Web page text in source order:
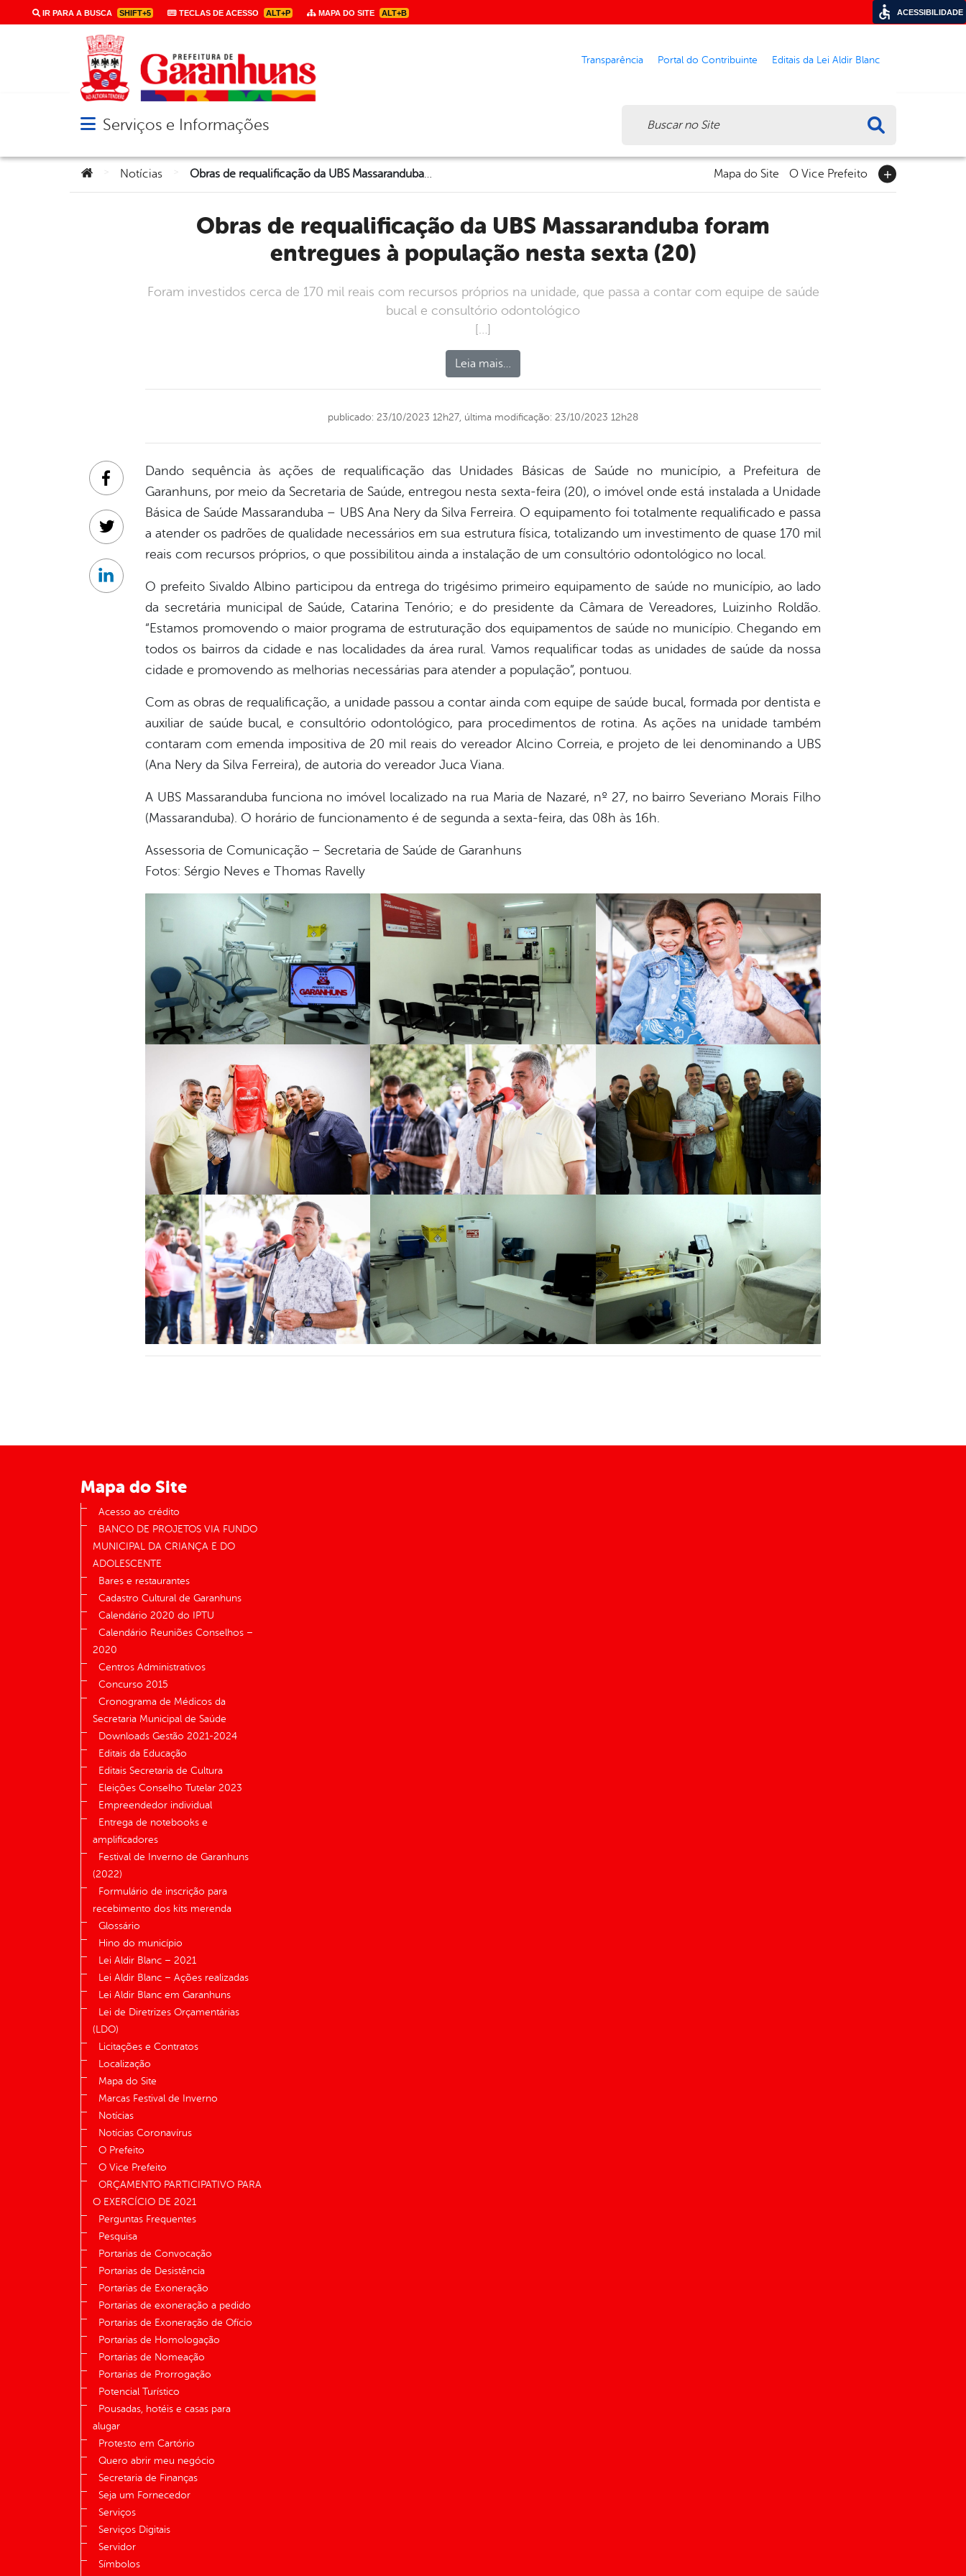
IR PARA A BUSCA SHIFT+5 TECLAS DE ACESSO ALT+P MAPA DO SITE ALT+B
Transparência Portal do Contribuinte Editais da Lei Aldir Blanc
Abrir menu principal de navegação
Serviços e Informações
Você está aqui:
Notícias Obras de requalificação da UBS Massaranduba foram entregues à população nesta sexta (20) Mapa do Site O Vice Prefeito
Obras de requalificação da UBS Massaranduba foram
entregues à população nesta sexta (20)
Foram investidos cerca de 170 mil reais com recursos próprios na unidade, que passa a contar com equipe de saúde
bucal e consultório odontológico
[…]
Leia mais…
publicado: 23/10/2023 12h27, última modificação: 23/10/2023 12h28
Dando sequência às ações de requalificação das Unidades Básicas de Saúde no município, a Prefeitura de
Garanhuns, por meio da Secretaria de Saúde, entregou nesta sexta-feira (20), o imóvel onde está instalada a Unidade
Básica de Saúde Massaranduba – UBS Ana Nery da Silva Ferreira. O equipamento foi totalmente requalificado e passa
a atender os padrões de qualidade necessários em sua estrutura física, totalizando um investimento de quase 170 mil
reais com recursos próprios, o que possibilitou ainda a instalação de um consultório odontológico no local.
O prefeito Sivaldo Albino participou da entrega do trigésimo primeiro equipamento de saúde no município, ao lado
da secretária municipal de Saúde, Catarina Tenório; e do presidente da Câmara de Vereadores, Luizinho Roldão.
“Estamos promovendo o maior programa de estruturação dos equipamentos de saúde no município. Chegando em
todos os bairros da cidade e nas localidades da área rural. Vamos requalificar todas as unidades de saúde da nossa
cidade e promovendo as melhorias necessárias para atender a população”, pontuou.
Com as obras de requalificação, a unidade passou a contar ainda com equipe de saúde bucal, formada por dentista e
auxiliar de saúde bucal, e consultório odontológico, para procedimentos de rotina. As ações na unidade também
contaram com emenda impositiva de 20 mil reais do vereador Alcino Correia, e projeto de lei denominando a UBS
(Ana Nery da Silva Ferreira), de autoria do vereador Juca Viana.
A UBS Massaranduba funciona no imóvel localizado na rua Maria de Nazaré, nº 27, no bairro Severiano Morais Filho
(Massaranduba). O horário de funcionamento é de segunda a sexta-feira, das 08h às 16h.
Assessoria de Comunicação – Secretaria de Saúde de Garanhuns
Fotos: Sérgio Neves e Thomas Ravelly
Facebook
Twitter
Linkedin
Mapa do Site
Acesso ao crédito
BANCO DE PROJETOS VIA FUNDO
MUNICIPAL DA CRIANÇA E DO
ADOLESCENTE
Bares e restaurantes
Cadastro Cultural de Garanhuns
Calendário 2020 do IPTU
Calendário Reuniões Conselhos –
2020
Centros Administrativos
Concurso 2015
Cronograma de Médicos da
Secretaria Municipal de Saúde
Downloads Gestão 2021-2024
Editais da Educação
Editais Secretaria de Cultura
Eleições Conselho Tutelar 2023
Empreendedor individual
Entrega de notebooks e
amplificadores
Festival de Inverno de Garanhuns
(2022)
Formulário de inscrição para
recebimento dos kits merenda
Glossário
Hino do município
Lei Aldir Blanc – 2021
Lei Aldir Blanc – Ações realizadas
Lei Aldir Blanc em Garanhuns
Lei de Diretrizes Orçamentárias
(LDO)
Licitações e Contratos
Localização
Mapa do Site
Marcas Festival de Inverno
Notícias
Notícias Coronavírus
O Prefeito
O Vice Prefeito
ORÇAMENTO PARTICIPATIVO PARA
O EXERCÍCIO DE 2021
Perguntas Frequentes
Pesquisa
Portarias de Convocação
Portarias de Desistência
Portarias de Exoneração
Portarias de exoneração a pedido
Portarias de Exoneração de Ofício
Portarias de Homologação
Portarias de Nomeação
Portarias de Prorrogação
Potencial Turístico
Pousadas, hotéis e casas para
alugar
Protesto em Cartório
Quero abrir meu negócio
Secretaria de Finanças
Seja um Fornecedor
Serviços
Serviços Digitais
Servidor
Símbolos
ACESSIBILIDADE